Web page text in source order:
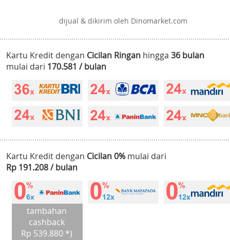
dijual & dikirim oleh Dinomarket.com
Kartu Kredit dengan Cicilan Ringan hingga 36 bulan
mulai dari 170.581 / bulan
Kartu Kredit dengan Cicilan 0% mulai dari
Rp 191.208 / bulan
tambahan
cashback
Rp 539.880 *)